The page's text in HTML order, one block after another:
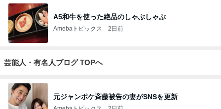
A5和牛を使った絶品のしゃぶしゃぶ
Amebaトピックス 2日前
芸能人・有名人ブログ TOPへ
元ジャンポケ斉藤被告の妻がSNSを更新